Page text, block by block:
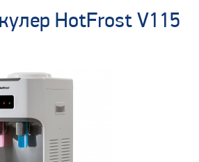
HotFrost V115